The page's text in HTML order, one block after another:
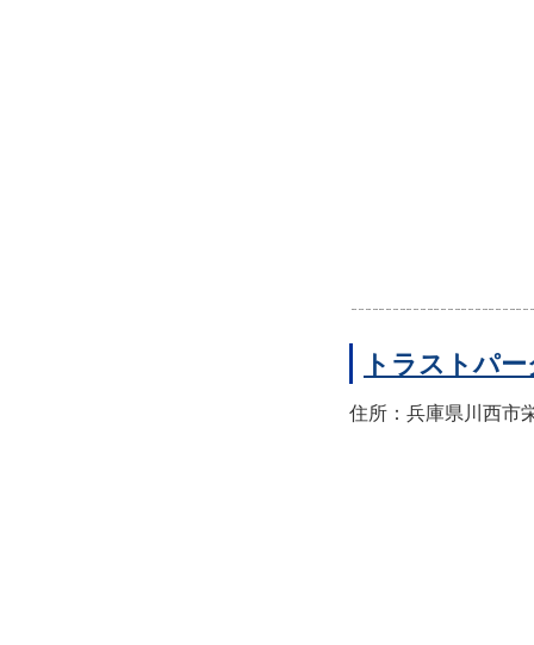
トラストパ
住所：兵庫県川西市